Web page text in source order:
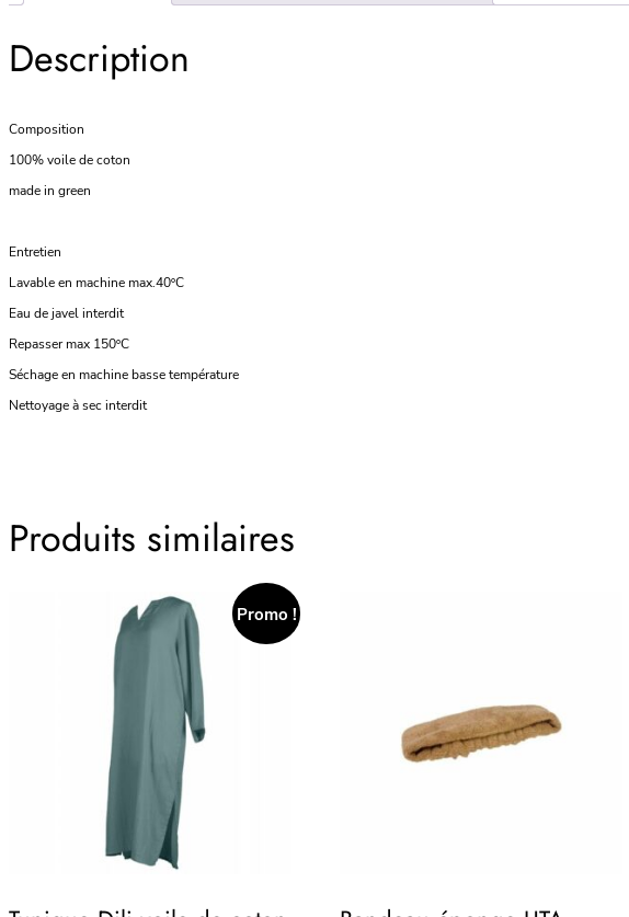
Description
Composition
100% voile de coton
made in green
Entretien
Lavable en machine max.40ºC
Eau de javel interdit
Repasser max 150ºC
Séchage en machine basse température
Nettoyage à sec interdit
Produits similaires
Promo !